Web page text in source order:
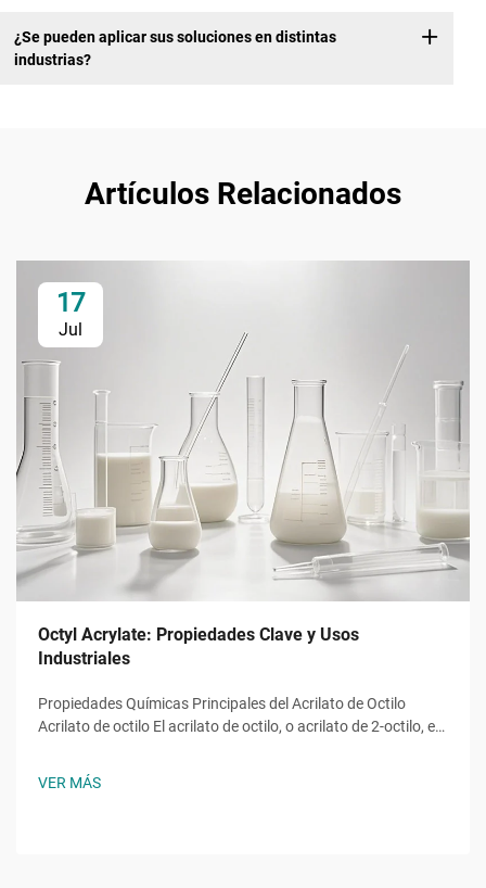
¿Se pueden aplicar sus soluciones en distintas
industrias?
Artículos Relacionados
17
Jul
Octyl Acrylate: Propiedades Clave y Usos
Industriales
Propiedades Químicas Principales del Acrilato de Octilo
Acrilato de octilo El acrilato de octilo, o acrilato de 2-octilo, es
una molécula con una cadena alquilo de ocho carbonos
VER MÁS